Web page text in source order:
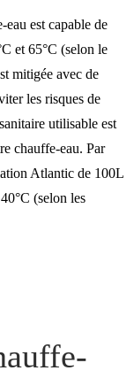
est capable de
et 65°C (selon le
mitigée avec de
les risques de
utilisable est
chauffe-eau. Par
Atlantic de 100L
(selon les